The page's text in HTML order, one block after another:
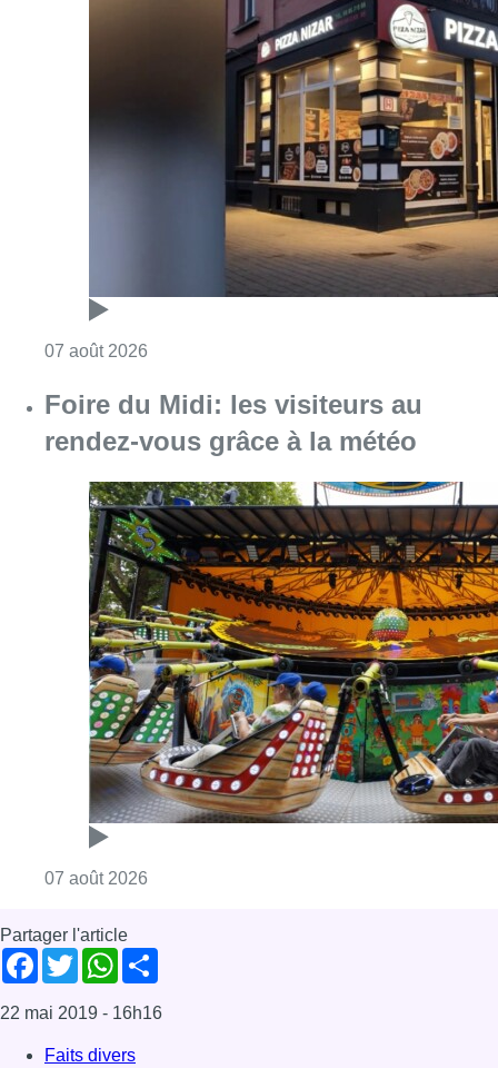
07 août 2026
Foire du Midi: les visiteurs au
rendez-vous grâce à la météo
07 août 2026
Partager l'article
Facebook
TwitterWhatsApp
22 mai 2019 - 16h16
Faits divers